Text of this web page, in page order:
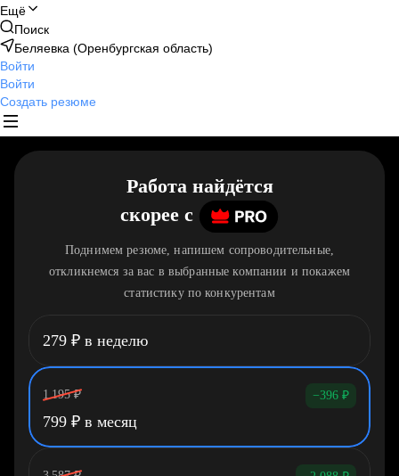
Ещё
Поиск
Беляевка (Оренбургская область)
Войти
Войти
Создать резюме
Работа найдётся
скорее c
Поднимем резюме, напишем сопроводительные,
откликнемся за вас в выбранные компании и покажем
статистику по конкурентам
279 ₽ в неделю
1 195 ₽ −396 ₽
799 ₽ в месяц